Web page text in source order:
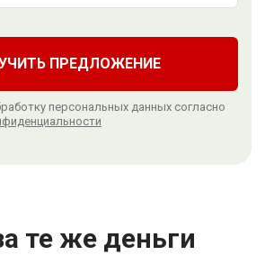
ПРЕДЛОЖЕНИЕ
персональных данных согласно
те же деньги